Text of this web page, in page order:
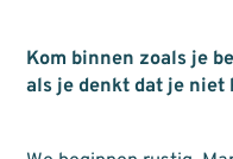
Kom binnen zoals je
als je denkt dat je niet